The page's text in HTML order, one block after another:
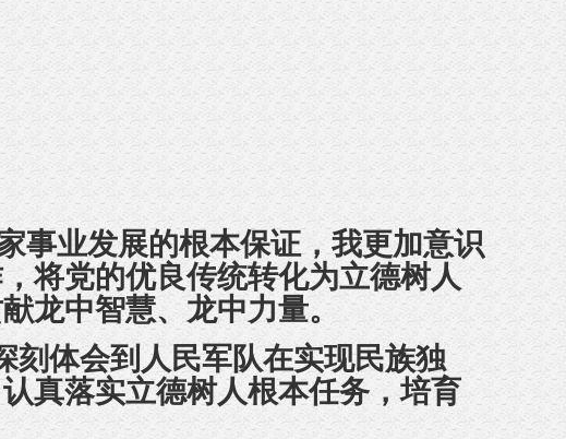
事业发展的根本保证 ， 我更加意识
将党的优良传统转化为立德树人
龙中智慧、 龙中力量。
刻体会到人民军队在实现民族独
真落实立德树人根本任务，培育